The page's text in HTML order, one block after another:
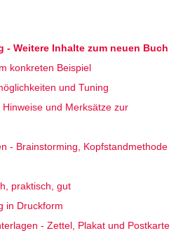
- Weitere Inhalte zum neuen Buch
konkreten Beispiel
und Tuning
und Merksätze zur
- Brainstorming, Kopfstandmethode
praktisch, gut
in Druckform
- Zettel, Plakat und Postkarte